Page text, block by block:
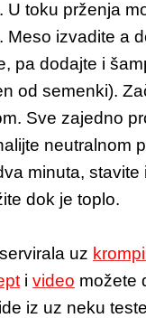
U toku prženja
Meso izvadite a
pa dodajte i
od semenki).
Sve zajedno
neutralnom
minuta, stavite
dok je toplo.
uz
i video možete
iz uz neku